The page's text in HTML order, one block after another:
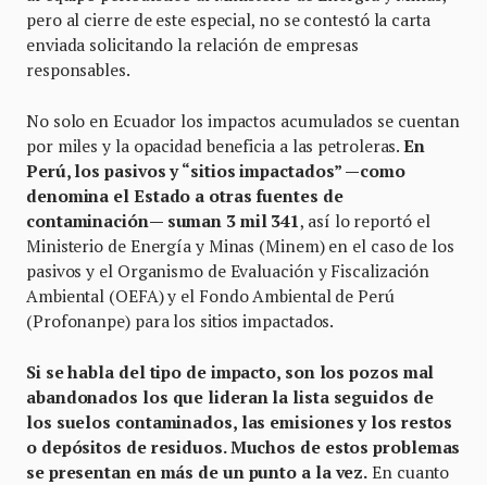
pero al cierre de este especial, no se contestó la carta
enviada solicitando la relación de empresas
responsables.
No solo en Ecuador los impactos acumulados se cuentan
por miles y la opacidad beneficia a las petroleras.En
Perú, los pasivos y “sitios impactados” —como
denomina el Estado a otras fuentes de
contaminación— suman 3 mil 341, así lo reportó el
Ministerio de Energía y Minas (Minem) en el caso de los
pasivos y el Organismo de Evaluación y Fiscalización
Ambiental (OEFA) y el Fondo Ambiental de Perú
(Profonanpe) para los sitios impactados.
Si se habla del tipo de impacto, son los pozos mal
abandonados los que lideran la lista seguidos de
los suelos contaminados, las emisiones y los restos
o depósitos de residuos. Muchos de estos problemas
se presentan en más de un punto a la vez. En cuanto